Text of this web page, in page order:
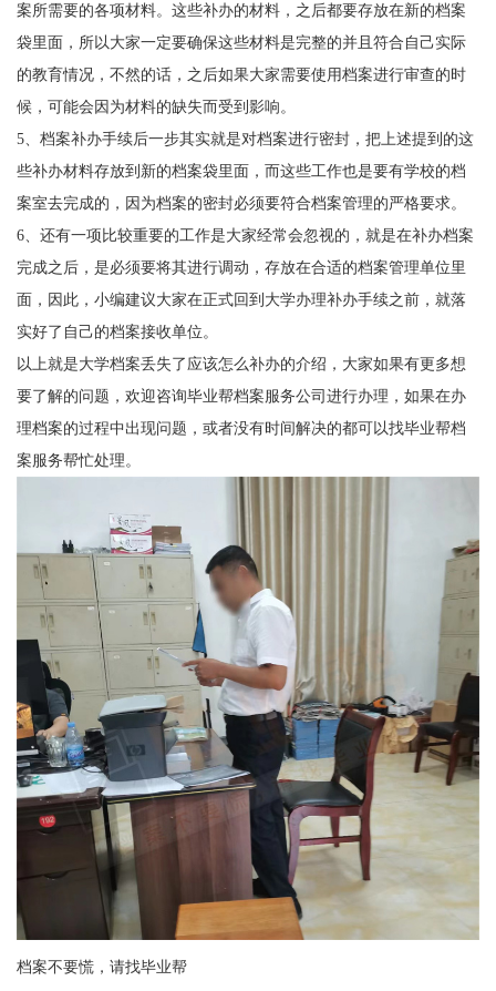
案所需要的各项材料。这些补办的材料，之后都要存放在新的档案
袋里面，所以大家一定要确保这些材料是完整的并且符合自己实际
的教育情况，不然的话，之后如果大家需要使用档案进行审查的时
候，可能会因为材料的缺失而受到影响。
5、档案补办手续后一步其实就是对档案进行密封，把上述提到的这
些补办材料存放到新的档案袋里面，而这些工作也是要有学校的档
案室去完成的，因为档案的密封必须要符合档案管理的严格要求。
6、还有一项比较重要的工作是大家经常会忽视的，就是在补办档案
完成之后，是必须要将其进行调动，存放在合适的档案管理单位里
面，因此，小编建议大家在正式回到大学办理补办手续之前，就落
实好了自己的档案接收单位。
以上就是大学档案丢失了应该怎么补办的介绍，大家如果有更多想
要了解的问题，欢迎咨询毕业帮档案服务公司进行办理，如果在办
理档案的过程中出现问题，或者没有时间解决的都可以找毕业帮档
案服务帮忙处理。
档案不要慌，请找毕业帮